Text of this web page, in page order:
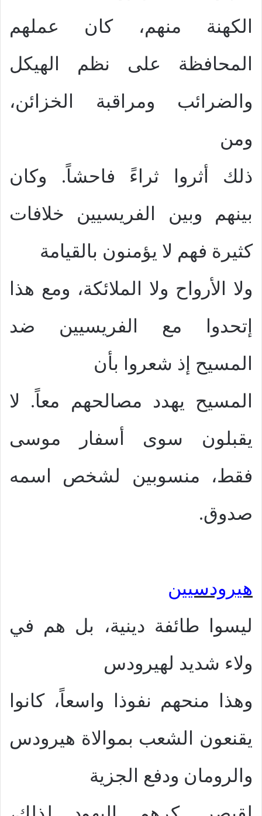
الكهنة منهم، كان عملهم
المحافظة على نظم الهيكل
والضرائب ومراقبة الخزائن،
ومن
ذلك أثروا ثراءً فاحشاً. وكان
بينهم وبين الفريسيين خلافات
كثيرة فهم لا يؤمنون بالقيامة
ولا الأرواح ولا الملائكة، ومع هذا
إتحدوا مع الفريسيين ضد
المسيح إذ شعروا بأن
المسيح يهدد مصالحهم معاً. لا
يقبلون سوى أسفار موسى
فقط، منسوبين لشخص اسمه
صدوق.
هيرودسيين
ليسوا طائفة دينية، بل هم في
ولاء شديد لهيرودس
وهذا منحهم نفوذا واسعاً، كانوا
يقنعون الشعب بموالاة هيرودس
والرومان ودفع الجزية